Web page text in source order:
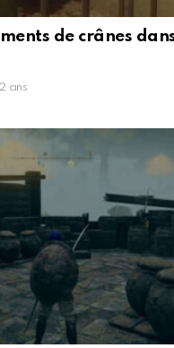
de crânes
ans